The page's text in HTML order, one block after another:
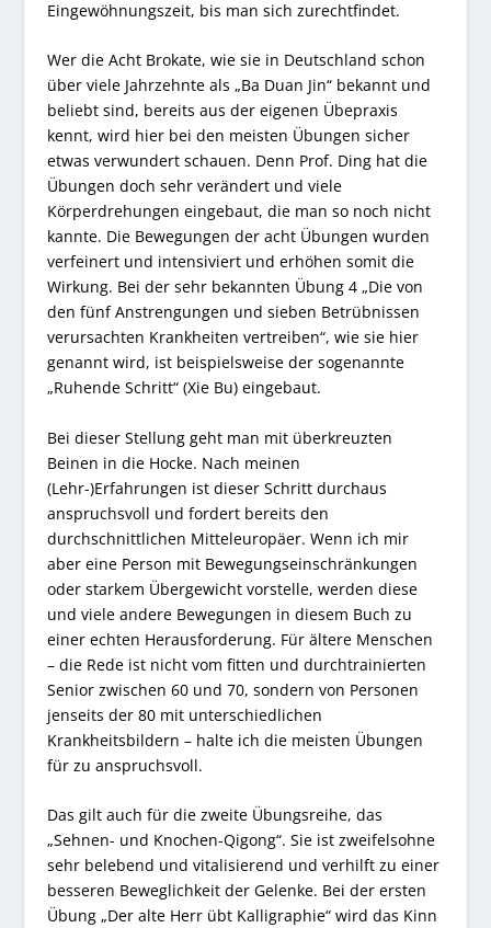
Eingewöhnungszeit, bis man sich zurechtfindet.
Wer die Acht Brokate, wie sie in Deutschland schon
über viele Jahrzehnte als „Ba Duan Jin“ bekannt und
beliebt sind, bereits aus der eigenen Übepraxis
kennt, wird hier bei den meisten Übungen sicher
etwas verwundert schauen. Denn Prof. Ding hat die
Übungen doch sehr verändert und viele
Körperdrehungen eingebaut, die man so noch nicht
kannte. Die Bewegungen der acht Übungen wurden
verfeinert und intensiviert und erhöhen somit die
Wirkung. Bei der sehr bekannten Übung 4 „Die von
den fünf Anstrengungen und sieben Betrübnissen
verursachten Krankheiten vertreiben“, wie sie hier
genannt wird, ist beispielsweise der sogenannte
„Ruhende Schritt“ (Xie Bu) eingebaut.
Bei dieser Stellung geht man mit überkreuzten
Beinen in die Hocke. Nach meinen
(Lehr-)Erfahrungen ist dieser Schritt durchaus
anspruchsvoll und fordert bereits den
durchschnittlichen Mitteleuropäer. Wenn ich mir
aber eine Person mit Bewegungseinschränkungen
oder starkem Übergewicht vorstelle, werden diese
und viele andere Bewegungen in diesem Buch zu
einer echten Herausforderung. Für ältere Menschen
– die Rede ist nicht vom fitten und durchtrainierten
Senior zwischen 60 und 70, sondern von Personen
jenseits der 80 mit unterschiedlichen
Krankheitsbildern – halte ich die meisten Übungen
für zu anspruchsvoll.
Das gilt auch für die zweite Übungsreihe, das
„Sehnen- und Knochen-Qigong“. Sie ist zweifelsohne
sehr belebend und vitalisierend und verhilft zu einer
besseren Beweglichkeit der Gelenke. Bei der ersten
Übung „Der alte Herr übt Kalligraphie“ wird das Kinn